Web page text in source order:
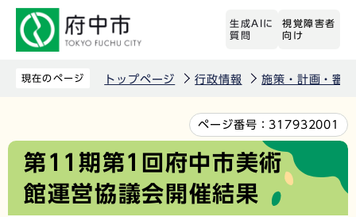
先
生成AIに
質問
視覚障害者
向け
現在のページ トップページ 行政情報 施策・計画・審
文
か
ページ番号： 317932001
第11期第1回府中市美術
館運営協議会開催結果